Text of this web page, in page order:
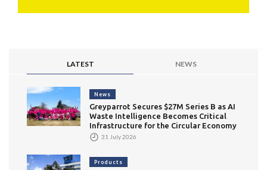
LATEST NEWS
News
Greyparrot Secures $27M Series B as AI
Waste Intelligence Becomes Critical
Infrastructure for the Circular Economy
31 July 2026
Products